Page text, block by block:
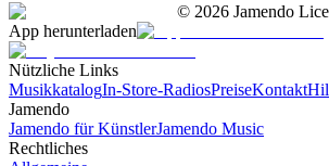
© 2026 Jamendo
App herunterladen
Nützliche Links
MusikkatalogIn-Store-RadiosPreiseKontakt
Jamendo
Jamendo für KünstlerJamendo Music
Rechtliches